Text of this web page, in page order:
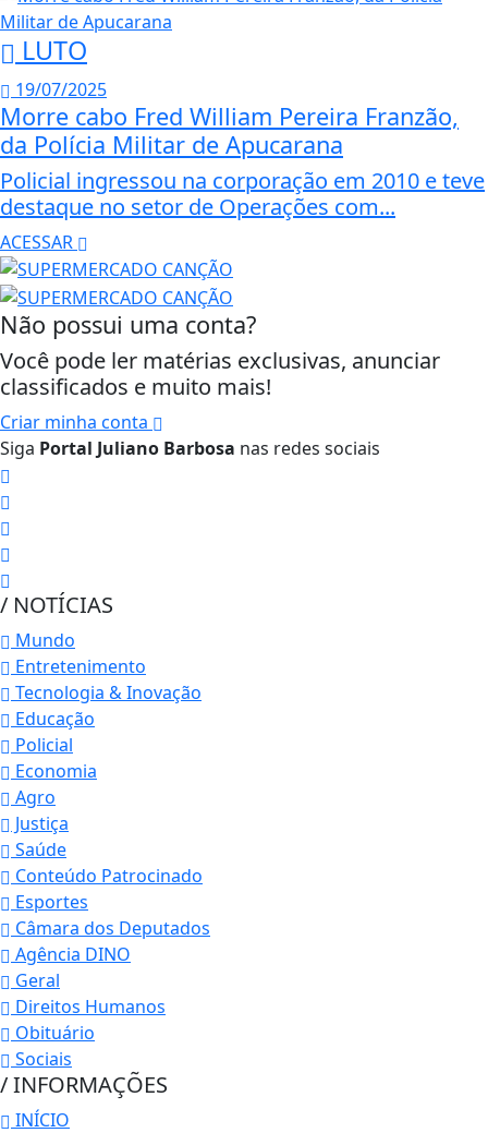
LUTO
19/07/2025
Morre cabo Fred William Pereira Franzão,
da Polícia Militar de Apucarana
Policial ingressou na corporação em 2010 e teve
destaque no setor de Operações com...
ACESSAR
Não possui uma conta?
Você pode ler matérias exclusivas, anunciar
classificados e muito mais!
Criar minha conta
Siga Portal Juliano Barbosa nas redes sociais
/ NOTÍCIAS
Mundo
Entretenimento
Tecnologia & Inovação
Educação
Policial
Economia
Agro
Justiça
Saúde
Conteúdo Patrocinado
Esportes
Câmara dos Deputados
Agência DINO
Geral
Direitos Humanos
Obituário
Sociais
/ INFORMAÇÕES
INÍCIO